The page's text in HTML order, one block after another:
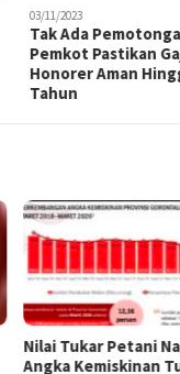
03/11/2023
Tak Ada
Pemkot Pastikan
Honorer Aman
Tahun
Nilai Tukar Petani
Angka Kemiskinan